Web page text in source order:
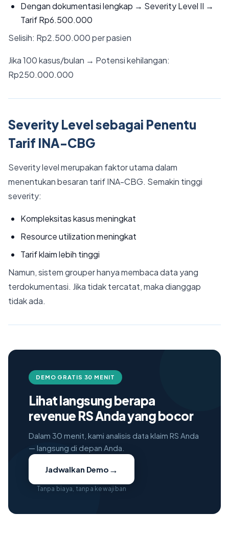
Dengan dokumentasi lengkap → Severity Level II →
Tarif Rp6.500.000
Selisih: Rp2.500.000 per pasien
Jika 100 kasus/bulan → Potensi kehilangan:
Rp250.000.000
Severity Level sebagai Penentu
Tarif INA-CBG
Severity level merupakan faktor utama dalam
menentukan besaran tarif INA-CBG. Semakin tinggi
severity:
Kompleksitas kasus meningkat
Resource utilization meningkat
Tarif klaim lebih tinggi
Namun, sistem grouper hanya membaca data yang
terdokumentasi. Jika tidak tercatat, maka dianggap
tidak ada.
DEMO GRATIS 30 MENIT
Lihat langsung berapa
revenue RS Anda yang bocor
Dalam 30 menit, kami analisis data klaim RS Anda
— langsung di depan Anda.
Jadwalkan Demo →
Tanpa biaya, tanpa kewajiban